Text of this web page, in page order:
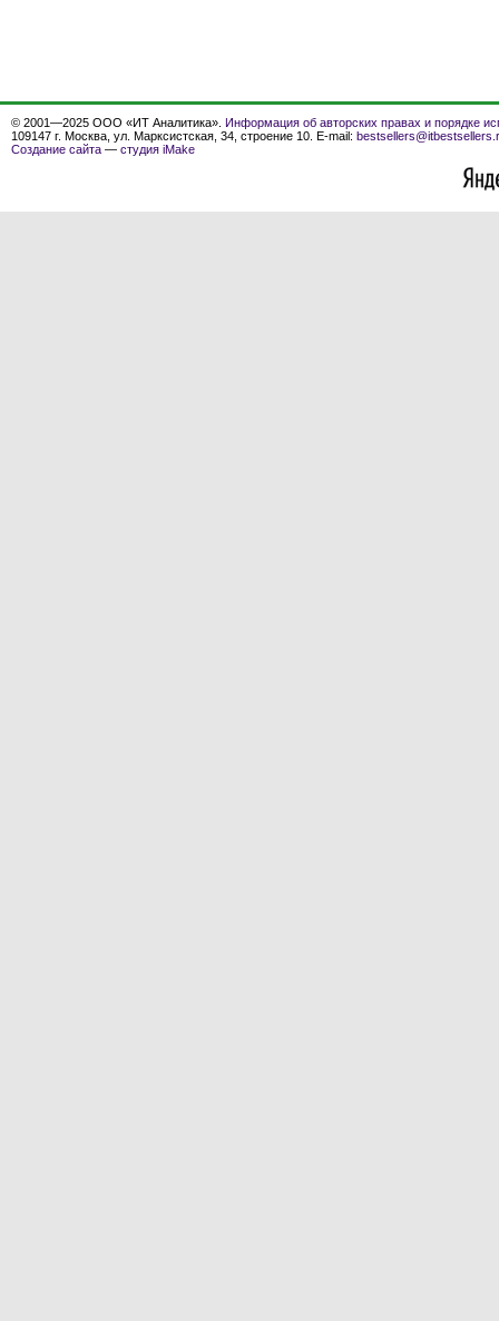
© 2001—2025 ООО «ИТ Аналитика». Информация об авторских правах и порядке
109147 г. Москва, ул. Марксистская, 34, строение 10. E-mail:
Создание сайта — студия iMake